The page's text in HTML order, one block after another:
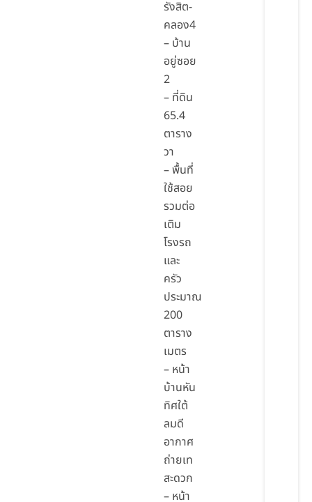
รังสิต-
คลอง4
– บ้าน
อยู่ซอย
2
– ที่ดิน
65.4
ตาราง
วา
– พื้นที่
ใช้สอย
รวมต่อ
เติม
โรงรถ
และ
ครัว
ประมาณ
200
ตาราง
เมตร
– หน้า
บ้านหัน
ทิศใต้
ลมดี
อากาศ
ถ่ายเท
สะดวก
– หน้า